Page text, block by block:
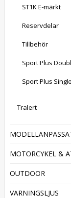
ST1K E-märkt
Reservdelar
Tillbehör
Sport Plus
Sport Plus
Tralert
MOTORCYKEL &
OUTDOOR
VARNINGSLJUS